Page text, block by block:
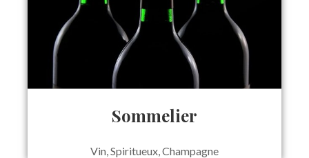
Sommelier
Vin, Spiritueux, Champagne